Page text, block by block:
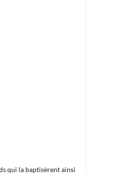
qui la baptisèrent ainsi